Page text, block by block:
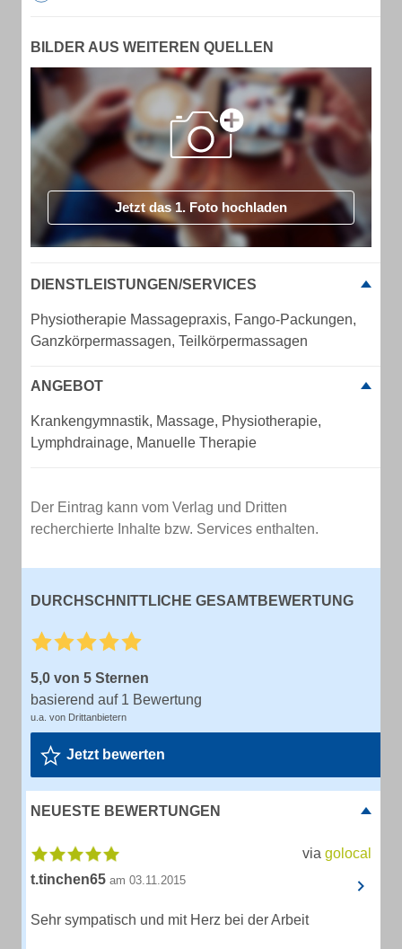
BILDER AUS WEITEREN QUELLEN
Jetzt das 1. Foto hochladen
DIENSTLEISTUNGEN/SERVICES
Physiotherapie Massagepraxis, Fango-Packungen,
Ganzkörpermassagen, Teilkörpermassagen
ANGEBOT
Krankengymnastik, Massage, Physiotherapie,
Lymphdrainage, Manuelle Therapie
Der Eintrag kann vom Verlag und Dritten
recherchierte Inhalte bzw. Services enthalten.
DURCHSCHNITTLICHE GESAMTBEWERTUNG
5,0 von 5 Sternen
basierend auf 1 Bewertung
u.a. von Drittanbietern
Jetzt bewerten
NEUESTE BEWERTUNGEN
via golocal
t.tinchen65 am 03.11.2015
Sehr sympatisch und mit Herz bei der Arbeit